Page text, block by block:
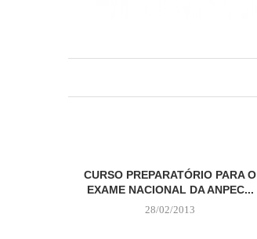
CURSO PREPARATÓRIO PARA O
EXAME NACIONAL DA ANPEC...
28/02/2013